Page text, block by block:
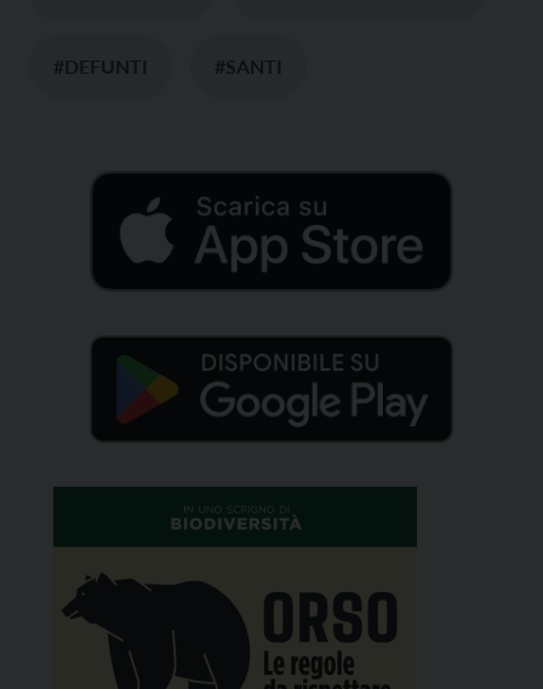
#DEFUNTI #SANTI